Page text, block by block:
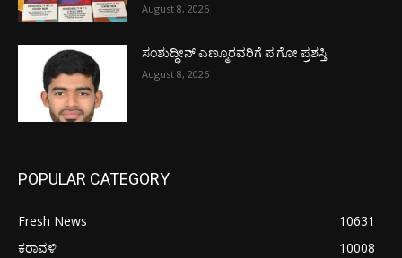
August 8, 2026
ಸಂಶುದ್ಧೀನ್ ಎಣ್ಮೂರವರಿಗೆ ಪ.ಗೋ ಪ್ರಶಸ್ತಿ
August 8, 2026
POPULAR CATEGORY
Fresh News
10631
ಕರಾವಳಿ
10008